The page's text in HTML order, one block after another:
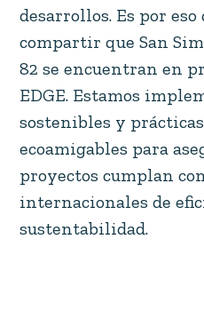
desarrollos. Es por eso
compartir que San
82 se encuentran en
EDGE. Estamos
sostenibles y
ecoamigables para
proyectos cumplan
internacionales de
sustentabilidad.